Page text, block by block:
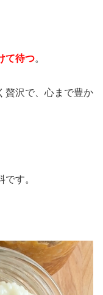
て待つ。
贅沢で、心まで豊か
す。